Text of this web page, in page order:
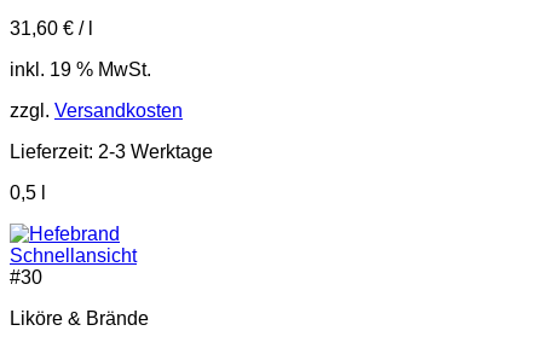
31,60 € /
inkl. 19 % MwSt.
zzgl. Versandkosten
Lieferzeit: 2-3 Werktage
0,5
Schnellansicht
#30
Liköre & Brände